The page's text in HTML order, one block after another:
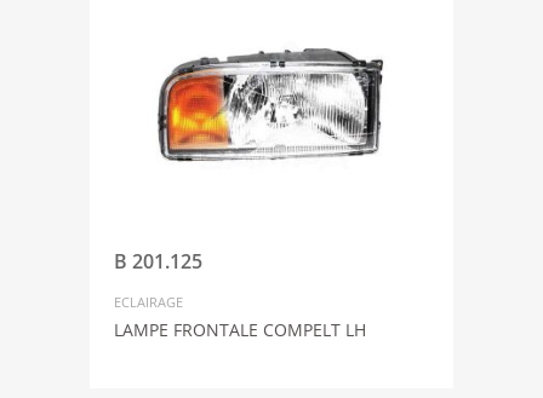
B 201.125
ECLAIRAGE
LAMPE FRONTALE COMPELT LH